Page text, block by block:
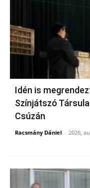
Idén is
Színjátszó
Csúzán
Racsmány Dániel - 2026,